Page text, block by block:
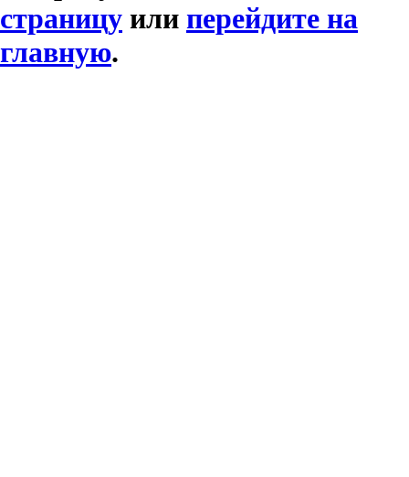
страницу или перейдите на
главную.